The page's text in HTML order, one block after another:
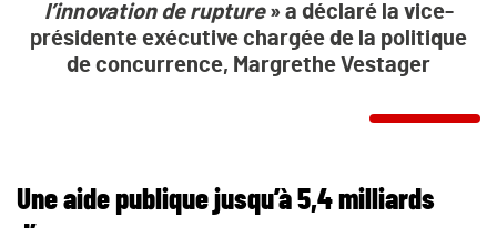
l’innovation de rupture» a déclaré la vice-
présidente exécutive chargée de la politique
de concurrence, Margrethe Vestager
Une aide publique jusqu’à 5,4 milliards